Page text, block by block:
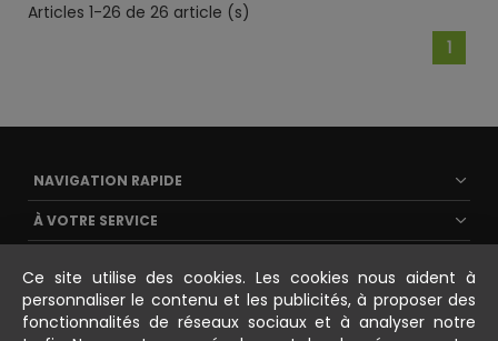
Articles 1-26 de 26 article (s)
1
NAVIGATION RAPIDE
À VOTRE SERVICE
CONTACT
Ce site utilise des cookies. Les cookies nous aident à
personnaliser le contenu et les publicités, à proposer des
fonctionnalités de réseaux sociaux et à analyser notre